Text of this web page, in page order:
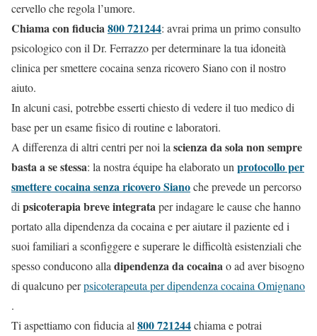
cervello che regola l’umore.
Chiama con fiducia800 721244: avrai prima un primo consulto
psicologico con il Dr. Ferrazzo per determinare la tua idoneità
clinica per smettere cocaina senza ricovero Siano con il nostro
aiuto.
In alcuni casi, potrebbe esserti chiesto di vedere il tuo medico di
base per un esame fisico di routine e laboratori.
A differenza di altri centri per noi lascienza da sola non sempre
basta a se stessa: la nostra équipe ha elaborato unprotocollo per
smettere cocaina senza ricovero Sianoche prevede un percorso
dipsicoterapia breve integrataper indagare le cause che hanno
portato alla dipendenza da cocaina e per aiutare il paziente ed i
suoi familiari a sconfiggere e superare le difficoltà esistenziali che
spesso conducono alladipendenza da cocainao ad aver bisogno
di qualcuno perpsicoterapeuta per dipendenza cocaina Omignano
.
Ti aspettiamo con fiducia al800 721244chiama e potrai